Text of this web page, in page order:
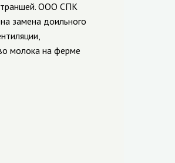
ООО СПК
замена доильного
молока на ферме